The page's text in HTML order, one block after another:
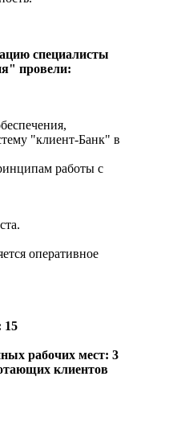
специалисты
провели:
"клиент-Банк" в
работы с
оперативное
15
рабочих мест: 3
клиентов